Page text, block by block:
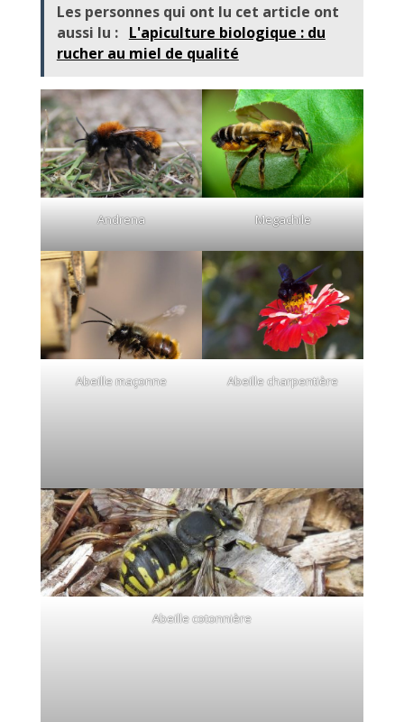
Les personnes qui ont lu cet article ont
aussi lu : L'apiculture biologique : du
rucher au miel de qualité
Andrena Megachile
Abeille maçonne Abeille charpentière
Abeille cotonnière